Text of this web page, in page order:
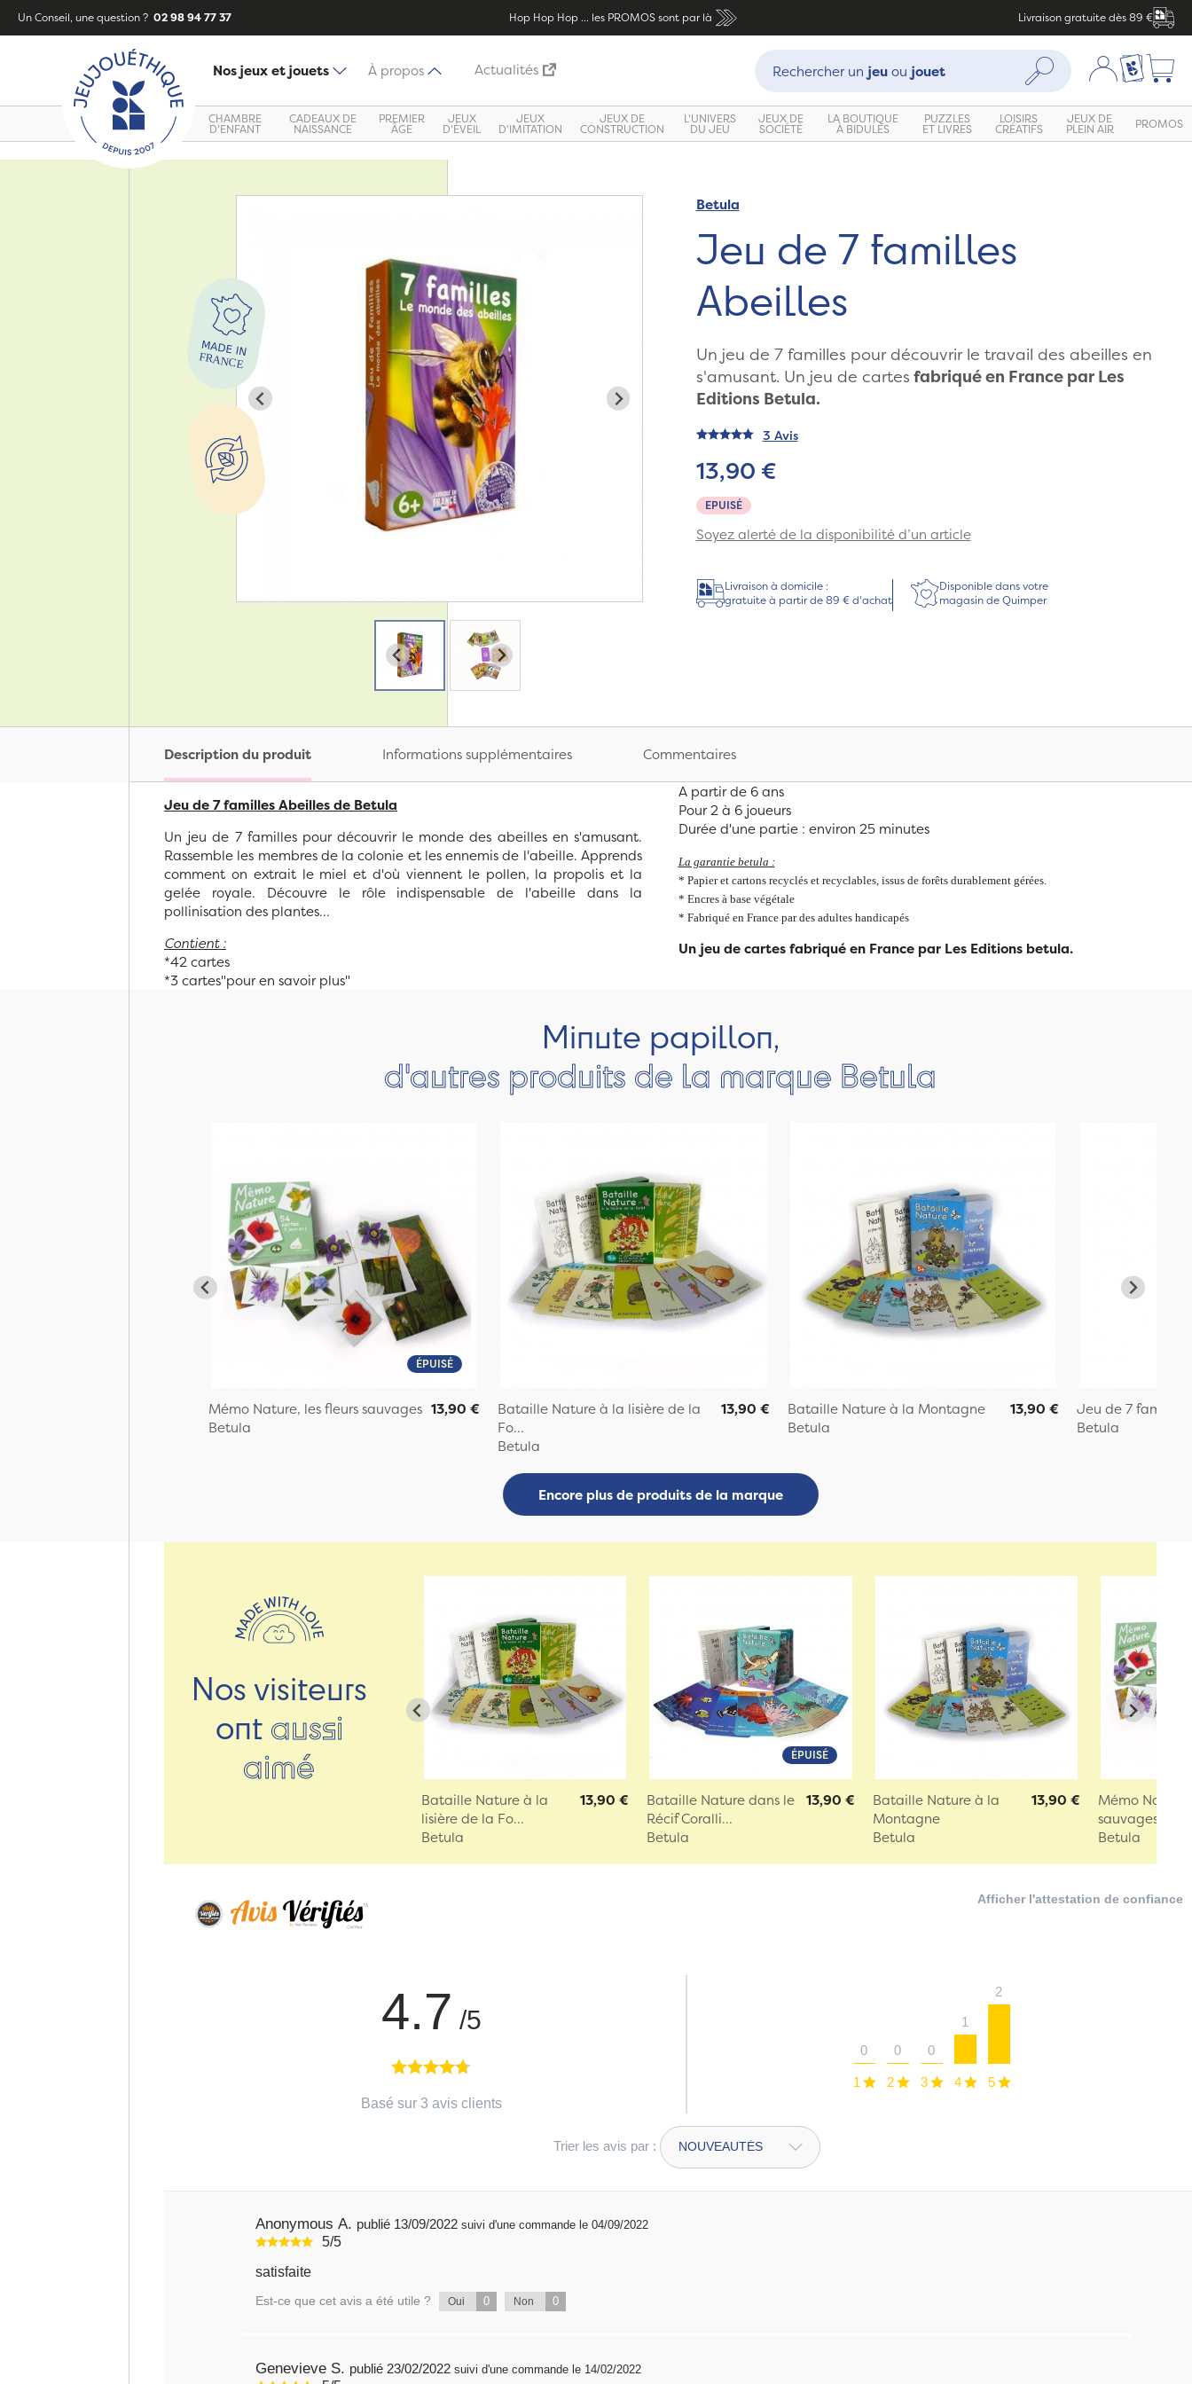
Un Conseil, une question ? 02 98 94 77 37 Hop Hop Hop ... les PROMOS sont par là Livraison gratuite dès 89 €
Nos jeux et jouets À propos Actualités
Recherche :
Rechercher un jeuou jouet Rechercher Mon compte
Ma liste
CHAMBRE
D'ENFANT
CADEAUX DE
NAISSANCE
PREMIER
ÂGE
JEUX
D'ÉVEIL
JEUX
D'IMITATION
JEUX DE
CONSTRUCTION
L'UNIVERS
DU JEU
JEUX DE
SOCIÉTÉ
LA BOUTIQUE
À BIDULES
PUZZLES
ET LIVRES
LOISIRS
CRÉATIFS
JEUX DE
PLEIN AIR PROMOS
Betula
Jeu de 7 familles
Abeilles
Un jeu de 7 familles pour découvrir le travail des abeilles en
s'amusant. Un jeu de cartes fabriqué en France par Les
Editions Betula.
3 Avis
EPUISÉ
13,90 €
Soyez alerté de la disponibilité d’un article
Livraison à domicile :
gratuite à partir de 89 € d'achat
Disponible dans votre
magasin de Quimper
Description du produit Informations supplémentaires Commentaires
Jeu de 7 familles Abeilles de Betula
Un jeu de 7 familles pour découvrir le monde des abeilles en s'amusant.
Rassemble les membres de la colonie et les ennemis de l'abeille. Apprends
comment on extrait le miel et d'où viennent le pollen, la propolis et la
gelée royale. Découvre le rôle indispensable de l'abeille dans la
pollinisation des plantes...
Contient :
*42 cartes
*3 cartes"pour en savoir plus"
A partir de 6 ans
Pour 2 à 6 joueurs
Durée d'une partie : environ 25 minutes
La garantie betula :
* Papier et cartons recyclés et recyclables, issus de forêts durablement gérées.
* Encres à base végétale
* Fabriqué en France par des adultes handicapés
Un jeu de cartes fabriqué en France par Les Editions betula.
Minute papillon,
d'autres produits de la marque Betula
ÉPUISÉ
Mémo Nature, les fleurs sauvages
Betula
13,90 €
Bataille Nature à la lisière de la
Fo...
Betula
13,90 €
Bataille Nature à la Montagne
Betula
13,90 €
Jeu de 7 familles
Betula
Encore plus de produits de la marque
Nos visiteurs
ont aussi
aimé
Bataille Nature à la
lisière de la Fo...
Betula
13,90 €
ÉPUISÉ
Bataille Nature dans le
Récif Coralli...
Betula
13,90 €
Bataille Nature à la
Montagne
Betula
13,90 €
Mémo
sauvages
Betula
Afficher l'attestation de confiance
4.7 /5
Basé sur 3 avis clients
1
0
2
0
3
0
4
1
5
2
Trier les avis par :
Anonymous A. publié 13/09/2022suivi d'une commande le 04/09/2022
5/5
satisfaite
Est-ce que cet avis a été utile ? Oui 0 Non 0
Genevieve S. publié 23/02/2022suivi d'une commande le 14/02/2022